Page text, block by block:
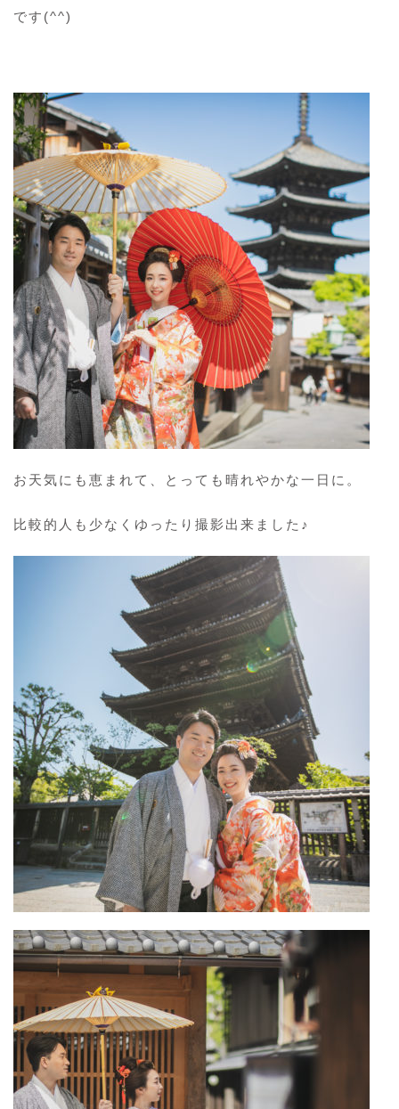
です(^^)
お天気にも恵まれて、とっても晴れやかな一日に。
比較的人も少なくゆったり撮影出来ました♪